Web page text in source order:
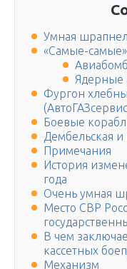
Умная
«Самые-
Ядерные
Фургон
Боевые
Дембельская
Примечания
История
года
Очень умная
Место СВР
В чем
кассетных
Механизм